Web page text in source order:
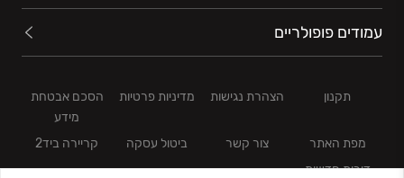
עמודים פופולריים
תקנון הצהרת נגישות מדיניות פרטיות
הסכם אבטחת
מידע
מפת האתר
צור קשר ביטול עסקה
קריירה ביד2
דירות חדשות